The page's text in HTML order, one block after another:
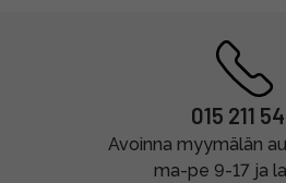
015 211
Avoinna myymälän
ma-pe 9-17 ja